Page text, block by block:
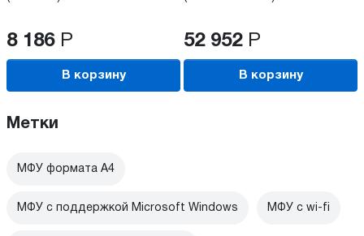
8 186 Р
В корзину
52 952 Р
В корзину
Метки
МФУ формата А4
МФУ с поддержкой Microsoft Windows МФУ c wi-fi